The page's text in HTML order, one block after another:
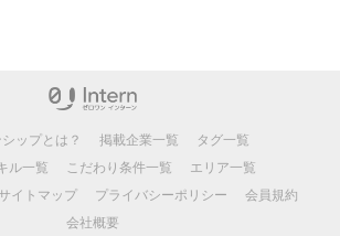
ップとは？ 掲載企業一覧
タグ一覧
ル一覧
こだわり条件一覧
エリア一覧
イトマップ プライバシーポリシー
会員規約
会社概要